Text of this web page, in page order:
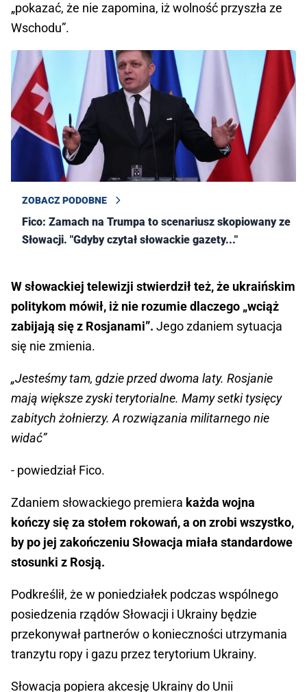
„pokazać, że nie zapomina, iż wolność przyszła ze
Wschodu”.
ZOBACZ PODOBNE
Fico: Zamach na Trumpa to scenariusz skopiowany ze
Słowacji. "Gdyby czytał słowackie gazety..."
W słowackiej telewizji stwierdził też, że ukraińskim
politykom mówił, iż nie rozumie dlaczego „wciąż
zabijają się z Rosjanami”. Jego zdaniem sytuacja
się nie zmienia.
„Jesteśmy tam, gdzie przed dwoma laty. Rosjanie
mają większe zyski terytorialne. Mamy setki tysięcy
zabitych żołnierzy. A rozwiązania militarnego nie
widać”
- powiedział Fico.
Zdaniem słowackiego premiera każda wojna
kończy się za stołem rokowań, a on zrobi wszystko,
by po jej zakończeniu Słowacja miała standardowe
stosunki z Rosją.
Podkreślił, że w poniedziałek podczas wspólnego
posiedzenia rządów Słowacji i Ukrainy będzie
przekonywał partnerów o konieczności utrzymania
tranzytu ropy i gazu przez terytorium Ukrainy.
Słowacja popiera akcesję Ukrainy do Unii